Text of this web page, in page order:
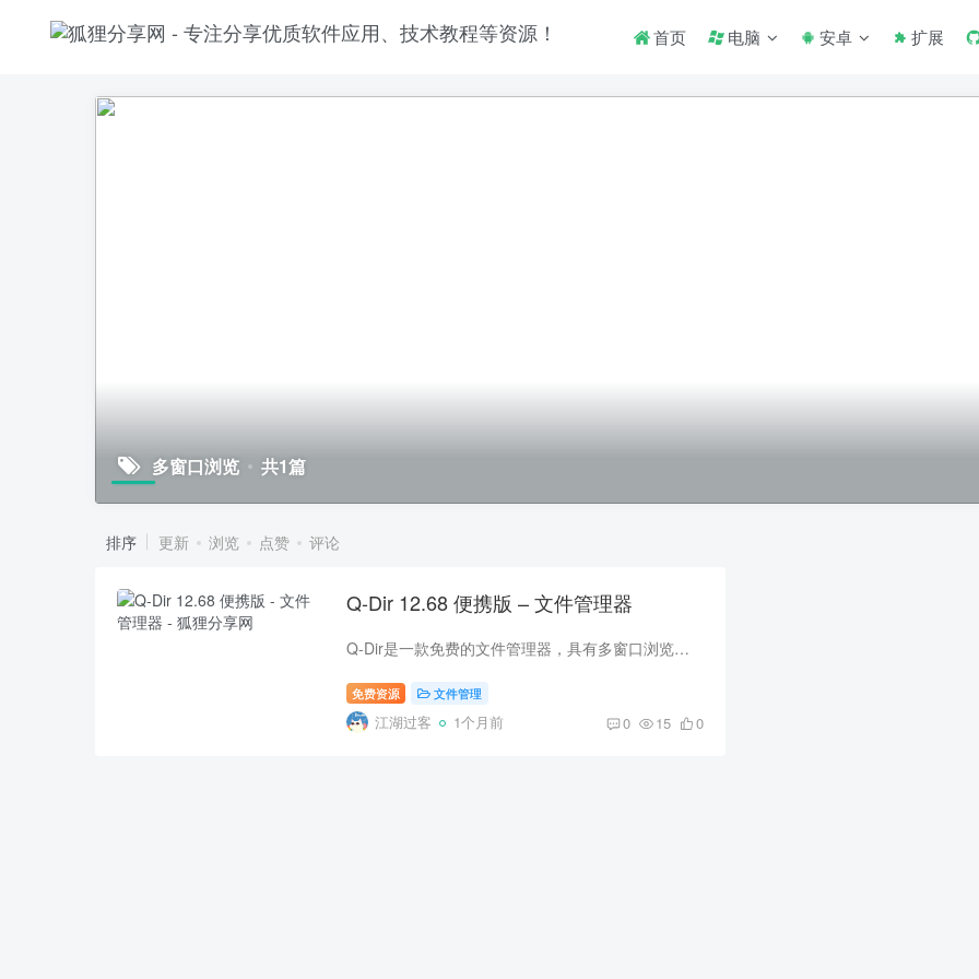
首页 电脑 安卓 扩展
多窗口浏览 共1篇
排序 更新 浏览 点赞 评论
Q-Dir 12.68 便携版 – 文件管理器
Q-Dir是一款免费的文件管理器，具有多窗口浏览、拖放功能、自定义布局等特点，可以快速方便地浏览和管理文件和文件夹，能方便用户同时浏览管理多个目录，大幅提升跨文件夹复制、移动文件的效率...
免费资源 文件管理
江湖过客 1个月前 0 15 0